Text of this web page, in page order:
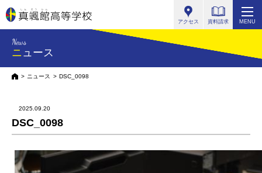
アクセス 資料請求 MENU
News
ニュース
HOMEニュース DSC_0098
2025.09.20
DSC_0098